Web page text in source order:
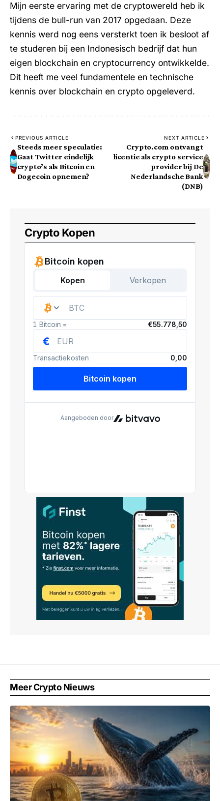
Mijn eerste ervaring met de cryptowereld heb ik
tijdens de bull-run van 2017 opgedaan. Deze
kennis werd nog eens versterkt toen ik besloot af
te studeren bij een Indonesisch bedrijf dat hun
eigen blockchain en cryptocurrency ontwikkelde.
Dit heeft me veel fundamentele en technische
kennis over blockchain en crypto opgeleverd.
PREVIOUS ARTICLE
Steeds meer speculatie:
Gaat Twitter eindelijk
crypto’s als Bitcoin en
Dogecoin opnemen?
NEXT ARTICLE
Crypto.com ontvangt
licentie als crypto service
provider bij De
Nederlandsche Bank
(DNB)
Crypto Kopen
Meer Crypto Nieuws